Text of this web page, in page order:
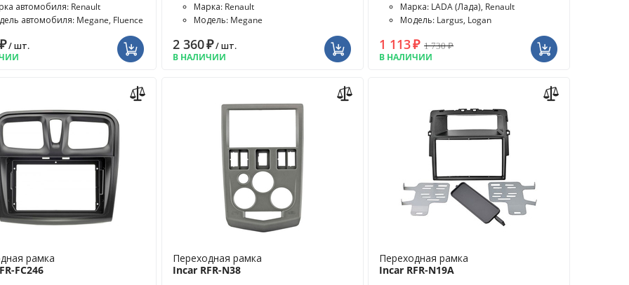
автомобиля: Renault
автомобиля: Megane, Fluence
₽/ шт.
Марка: Renault
Модель: Megane
2 360₽/ шт.
В НАЛИЧИИ
Марка: LADA (Лада), Renault
Модель: Largus, Logan
1 113₽ 1 730₽
В НАЛИЧИИ
рамка
FC246
Переходная рамка
Incar RFR-N38
Переходная рамка
Incar RFR-N19A